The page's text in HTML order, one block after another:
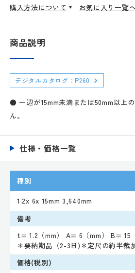
購入方法について お気に入り一覧へ
商品説明
デジタルカタログ：P260
● 一辺が15mm未満または50mm以上
ん。
仕様・価格一覧
種別
1.2x 6x 15mm 3,640mm
備考
t= 1.2（mm） A= 6（mm） B= 15（
＊要納期品（2-3日)＊定尺の約半裁
価格(税別)